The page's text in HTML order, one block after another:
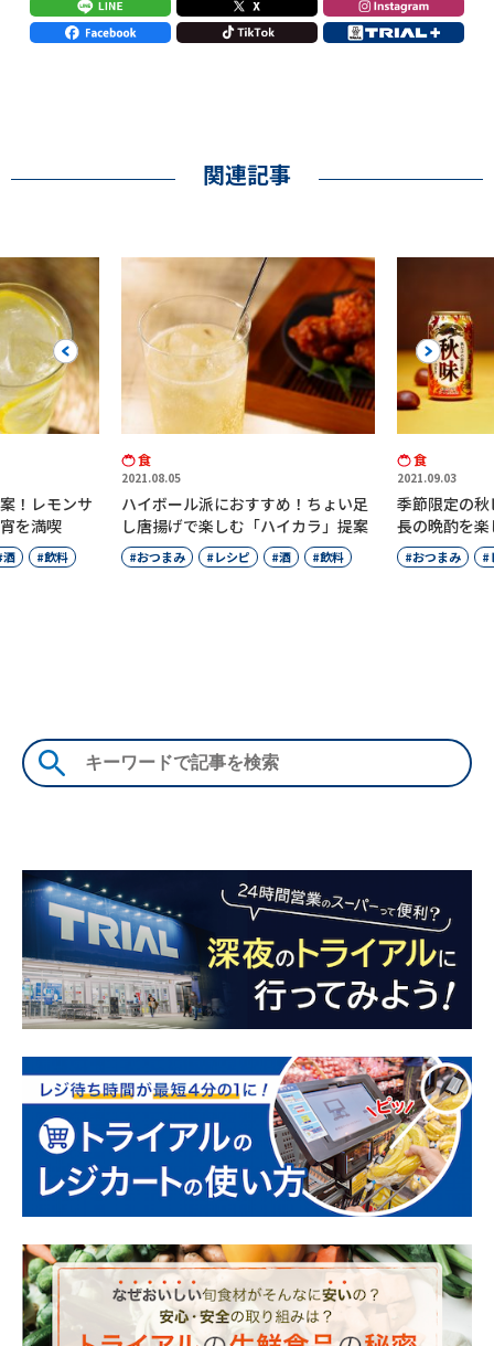
関連記事
Previous
！ちょい足
カラ」提案
酒 飲料
食
2021.09.03
季節限定の秋ビールで旬を満喫！夜
長の晩酌を楽しもう
おつまみ レシピ 酒 飲料
食
2021.10.07
日本酒初心
続々！トラ
メ
Next